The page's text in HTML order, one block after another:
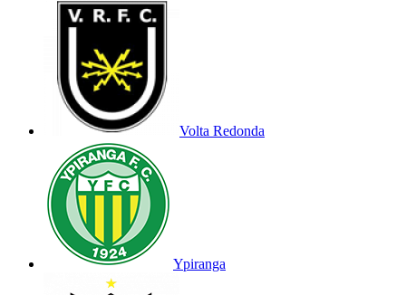
Volta Redonda
Ypiranga